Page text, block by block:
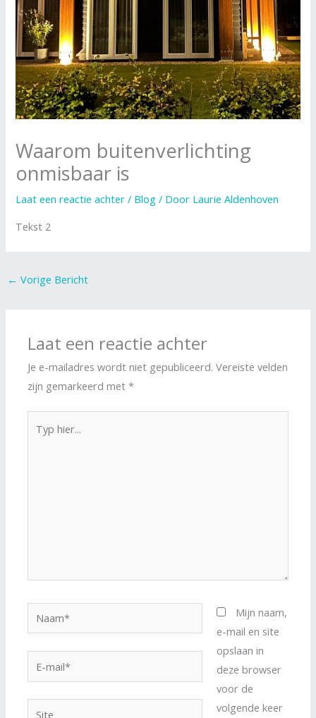
Waarom buitenverlichting
onmisbaar is
Laat een reactie achter / Blog / Door Laurie Aldenhoven
Tekst 2
← Vorige Bericht
Laat een reactie achter
Je e-mailadres wordt niet gepubliceerd. Vereiste velden
zijn gemarkeerd met*
hier...
mail*
Mijn naam,
e-mail en site
opslaan in
deze browser
voor de
volgende keer